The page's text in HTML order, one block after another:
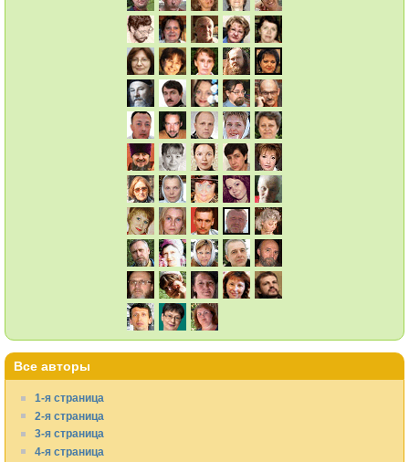
Все авторы
1-я страница
2-я страница
3-я страница
4-я страница